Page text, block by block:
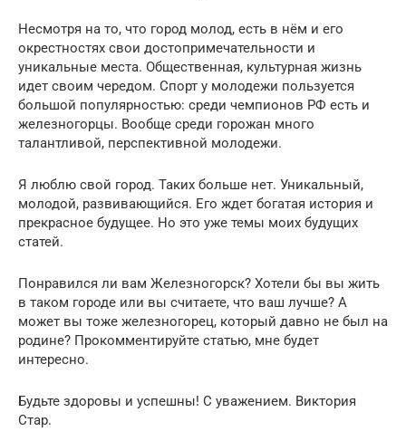
Несмотря на то, что город молод, есть в нём и его
окрестностях свои достопримечательности и
уникальные места. Общественная, культурная жизнь
идет своим чередом. Спорт у молодежи пользуется
большой популярностью: среди чемпионов РФ есть и
железногорцы. Вообще среди горожан много
талантливой, перспективной молодежи.
Я люблю свой город. Таких больше нет. Уникальный,
молодой, развивающийся. Его ждет богатая история и
прекрасное будущее. Но это уже темы моих будущих
статей.
Понравился ли вам Железногорск? Хотели бы вы жить
в таком городе или вы считаете, что ваш лучше? А
может вы тоже железногорец, который давно не был на
родине? Прокомментируйте статью, мне будет
интересно.
Будьте здоровы и успешны! С уважением. Виктория
Стар.